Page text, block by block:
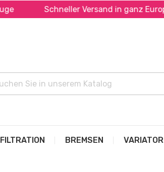
Schneller Versand in ganz Europa *
FILTRATION BREMSEN VARIATOR